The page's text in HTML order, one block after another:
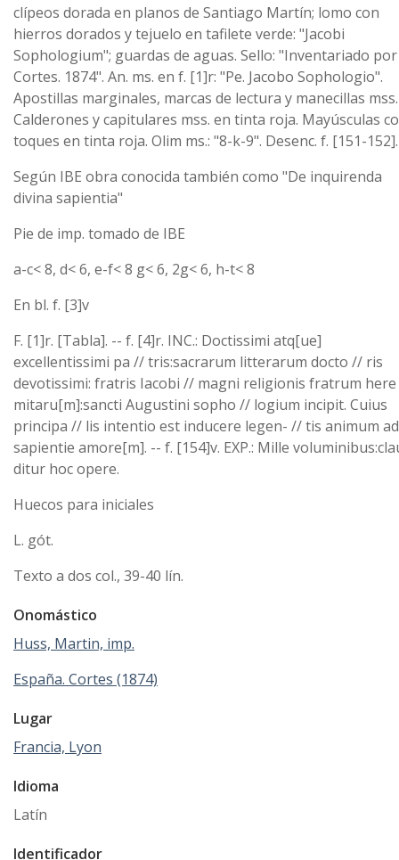
clípeos dorada en planos de Santiago Martín; lomo con
hierros dorados y tejuelo en tafilete verde: "Jacobi
Sophologium"; guardas de aguas. Sello: "Inventariado
Cortes. 1874". An. ms. en f. [1]r: "Pe. Jacobo Sophologio".
Apostillas marginales, marcas de lectura y manecillas mss.
Calderones y capitulares mss. en tinta roja. Mayúsculas
toques en tinta roja. Olim ms.: "8-k-9". Desenc. f. [151-152].
Según IBE obra conocida también como "De inquirenda
divina sapientia"
Pie de imp. tomado de IBE
a-c< 8, d< 6, e-f< 8 g< 6, 2g< 6, h-t< 8
En bl. f. [3]v
F. [1]r. [Tabla]. -- f. [4]r. INC.: Doctissimi atq[ue]
excellentissimi pa // tris:sacrarum litterarum docto // ris
devotissimi: fratris Iacobi // magni religionis fratrum
mitaru[m]:sancti Augustini sopho // logium incipit. Cuius
principa // lis intentio est inducere legen- // tis animum ad
sapientie amore[m]. -- f. [154]v. EXP.: Mille
ditur hoc opere.
Huecos para iniciales
L. gót.
Texto a dos col., 39-40 lín.
Onomástico
Huss, Martin, imp.
España. Cortes (1874)
Lugar
Francia, Lyon
Idioma
Latín
Identificador